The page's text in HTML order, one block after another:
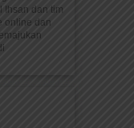
Ihsan dan tim
online dan